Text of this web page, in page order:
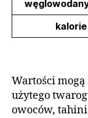
kalorie
Wartości
użytego
owoców,